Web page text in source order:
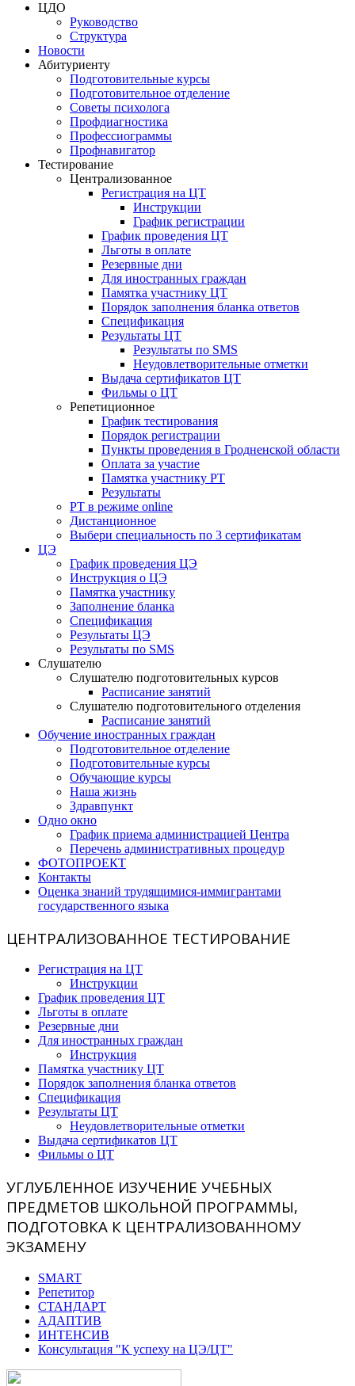
ЦДО
Руководство
Структура
Новости
Абитуриенту
Подготовительные курсы
Подготовительное отделение
Советы психолога
Профдиагностика
Профессиограммы
Профнавигатор
Тестирование
Централизованное
Регистрация на ЦТ
Инструкции
График регистрации
График проведения ЦТ
Льготы в оплате
Резервные дни
Для иностранных граждан
Памятка участнику ЦТ
Порядок заполнения бланка ответов
Спецификация
Результаты ЦТ
Результаты по SMS
Неудовлетворительные отметки
Выдача сертификатов ЦТ
Фильмы о ЦТ
Репетиционное
График тестирования
Порядок регистрации
Пункты проведения в Гродненской области
Оплата за участие
Памятка участнику РТ
Результаты
РТ в режиме online
Дистанционное
Выбери специальность по 3 сертификатам
ЦЭ
График проведения ЦЭ
Инструкция о ЦЭ
Памятка участнику
Заполнение бланка
Спецификация
Результаты ЦЭ
Результаты по SMS
Слушателю
Слушателю подготовительных курсов
Расписание занятий
Слушателю подготовительного отделения
Расписание занятий
Обучение иностранных граждан
Подготовительное отделение
Подготовительные курсы
Обучающие курсы
Наша жизнь
Здравпункт
Одно окно
График приема администрацией Центра
Перечень административных процедур
ФОТОПРОЕКТ
Контакты
Оценка знаний трудящимися-иммигрантами
государственного языка
ЦЕНТРАЛИЗОВАННОЕ ТЕСТИРОВАНИЕ
Регистрация на ЦТ
Инструкции
График проведения ЦТ
Льготы в оплате
Резервные дни
Для иностранных граждан
Инструкция
Памятка участнику ЦТ
Порядок заполнения бланка ответов
Спецификация
Результаты ЦТ
Неудовлетворительные отметки
Выдача сертификатов ЦТ
Фильмы о ЦТ
УГЛУБЛЕННОЕ ИЗУЧЕНИЕ УЧЕБНЫХ
ПРЕДМЕТОВ ШКОЛЬНОЙ ПРОГРАММЫ,
ПОДГОТОВКА К ЦЕНТРАЛИЗОВАННОМУ
ЭКЗАМЕНУ
SMART
Репетитор
СТАНДАРТ
АДАПТИВ
ИНТЕНСИВ
Консультация "К успеху на ЦЭ/ЦТ"